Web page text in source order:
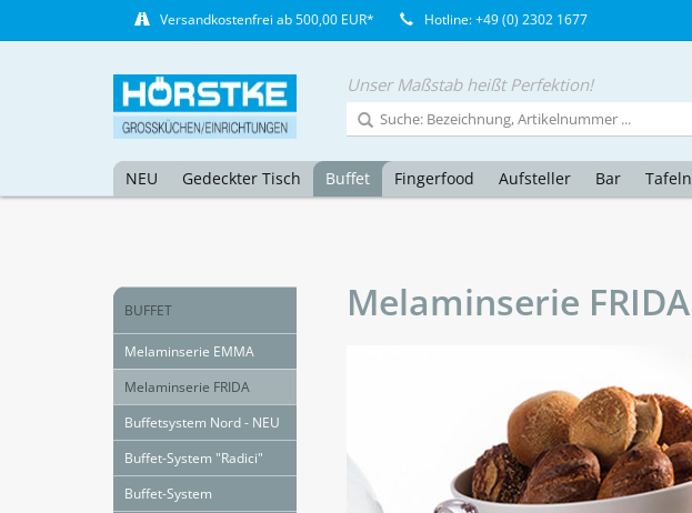
Versandkostenfrei ab 500,00 EUR* Hotline: +49 (0) 2302 1677
Unser Maßstab heißt Perfektion!
NEU Gedeckter Tisch Buffet Fingerfood Aufsteller Bar Tafeln
BUFFET
Melaminserie EMMA
Melaminserie FRIDA
Buffetsystem Nord - NEU
Buffet-System "Radici"
Buffet-System
Melaminserie FRIDA